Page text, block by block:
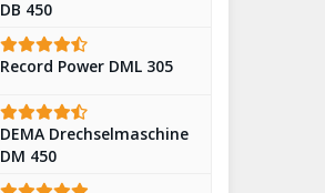
DB 450
Record Power DML 305
DEMA Drechselmaschine
DM 450